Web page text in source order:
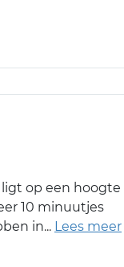
op een hoogte
10 minuutjes
in